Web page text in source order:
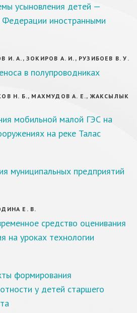
усыновления детей —
Федерации иностранными
И. А., ЗОКИРОВ А. И., РУЗИБОЕВ В. У.
в полупроводниках
Н. Б., МАХМУДОВ А. Е., ЖАКСЫЛЫК
мобильной малой ГЭС на
на реке Талас
муниципальных предприятий
Е. В.
средство оценивания
на уроках технологии
формирования
у детей старшего